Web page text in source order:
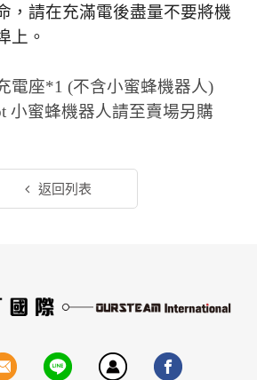
，請在充滿電後盡量不要將機
上。
電座*1 (不含小蜜蜂機器人)
小蜜蜂機器人請至賣場另購
返回列表